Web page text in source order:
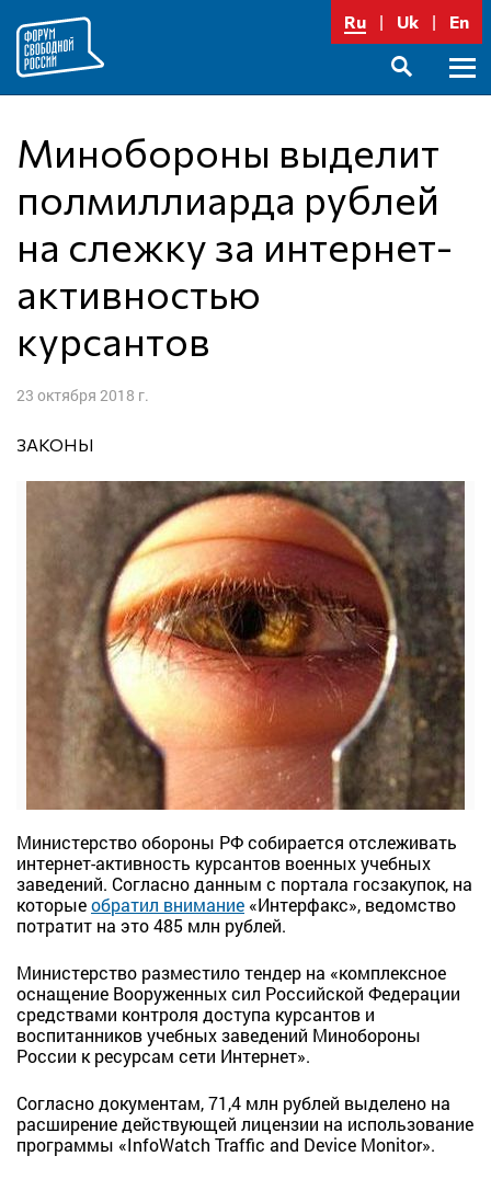
содержимому
Ru Uk En
Минобороны выделит
полмиллиарда рублей
на слежку за интернет-
активностью
курсантов
23 октября 2018 г.
ЗАКОНЫ
Министерство обороны РФ собирается отслеживать
интернет-активность курсантов военных учебных
заведений. Согласно данным с портала госзакупок, на
которыеобратил внимание «Интерфакс», ведомство
потратит на это 485 млн рублей.
Министерство разместило тендер на «комплексное
оснащение Вооруженных сил Российской Федерации
средствами контроля доступа курсантов и
воспитанников учебных заведений Минобороны
России к ресурсам сети Интернет».
Согласно документам, 71,4 млн рублей выделено на
расширение действующей лицензии на использование
программы «InfoWatch Traffic and Device Monitor».